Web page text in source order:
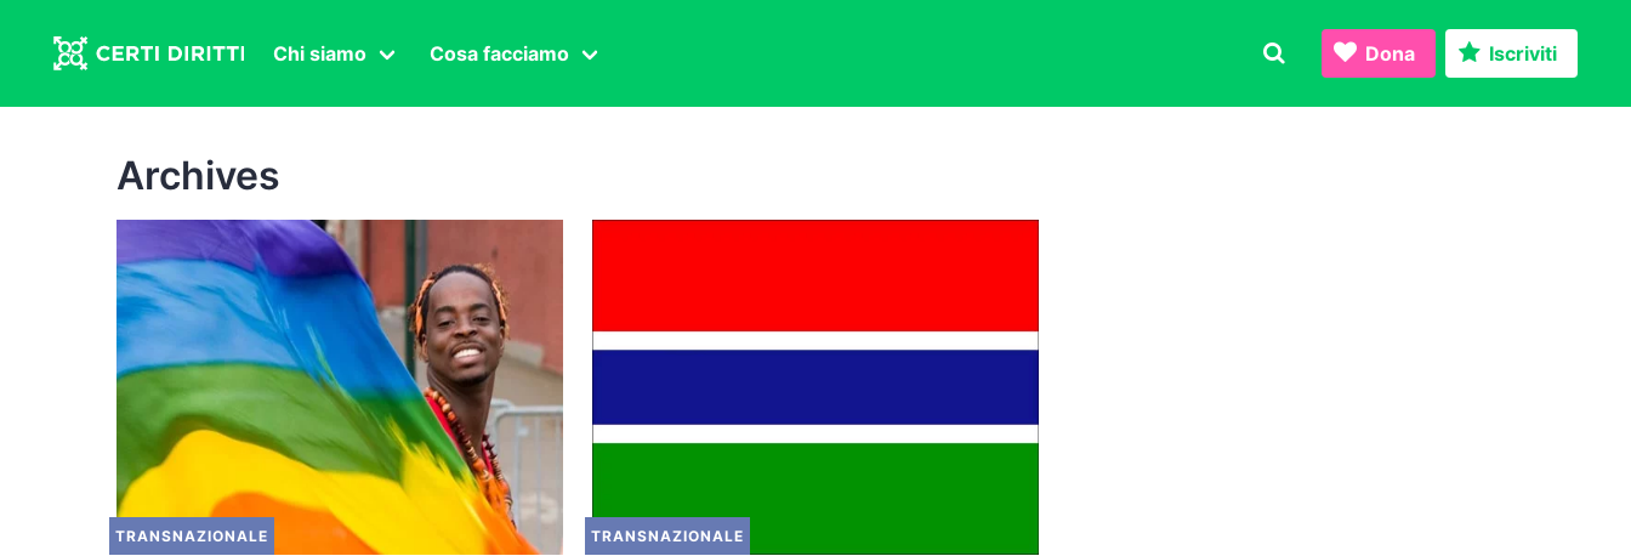
Chi siamo
Congressi
Cosa facciamo
Lavoro sessuale
Salute sessuale
Transnazionale
Politica
Fuor di Pagina
Dona Iscriviti
Archives
TRANSNAZIONALE TRANSNAZIONALE